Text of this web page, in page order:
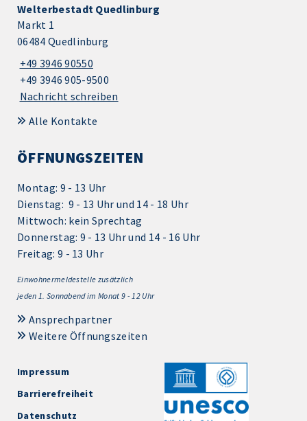
Welterbestadt Quedlinburg
Markt 1
06484 Quedlinburg
+49 3946 90550
+49 3946 905-9500
Nachricht schreiben
Alle Kontakte
ÖFFNUNGSZEITEN
Montag: 9 - 13 Uhr
Dienstag: 9 - 13 Uhr und 14 - 18 Uhr
Mittwoch: kein Sprechtag
Donnerstag: 9 - 13 Uhr und 14 - 16 Uhr
Freitag: 9 - 13 Uhr
Einwohnermeldestelle zusätzlich
jeden 1. Sonnabend im Monat 9 - 12 Uhr
Ansprechpartner
Weitere Öffnungszeiten
Impressum
Barrierefreiheit
Datenschutz